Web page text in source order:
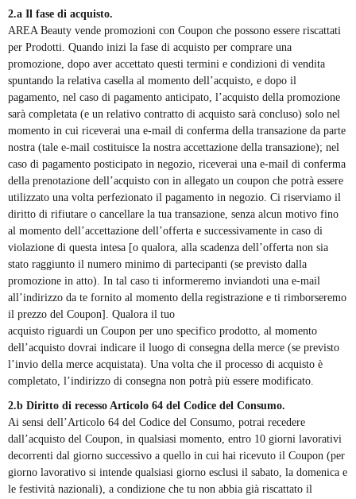
2.a Il fase di acquisto.
AREA Beauty vende promozioni con Coupon che possono essere riscattati
per Prodotti. Quando inizi la fase di acquisto per comprare una
promozione, dopo aver accettato questi termini e condizioni di vendita
spuntando la relativa casella al momento dell’acquisto, e dopo il
pagamento, nel caso di pagamento anticipato, l’acquisto della promozione
sarà completata (e un relativo contratto di acquisto sarà concluso) solo nel
momento in cui riceverai una e-mail di conferma della transazione da parte
nostra (tale e-mail costituisce la nostra accettazione della transazione); nel
caso di pagamento posticipato in negozio, riceverai una e-mail di conferma
della prenotazione dell’acquisto con in allegato un coupon che potrà essere
utilizzato una volta perfezionato il pagamento in negozio. Ci riserviamo il
diritto di rifiutare o cancellare la tua transazione, senza alcun motivo fino
al momento dell’accettazione dell’offerta e successivamente in caso di
violazione di questa intesa [o qualora, alla scadenza dell’offerta non sia
stato raggiunto il numero minimo di partecipanti (se previsto dalla
promozione in atto). In tal caso ti informeremo inviandoti una e-mail
all’indirizzo da te fornito al momento della registrazione e ti rimborseremo
il prezzo del Coupon]. Qualora il tuo
acquisto riguardi un Coupon per uno specifico prodotto, al momento
dell’acquisto dovrai indicare il luogo di consegna della merce (se previsto
l’invio della merce acquistata). Una volta che il processo di acquisto è
completato, l’indirizzo di consegna non potrà più essere modificato.
2.b Diritto di recesso Articolo 64 del Codice del Consumo.
Ai sensi dell’Articolo 64 del Codice del Consumo, potrai recedere
dall’acquisto del Coupon, in qualsiasi momento, entro 10 giorni lavorativi
decorrenti dal giorno successivo a quello in cui hai ricevuto il Coupon (per
giorno lavorativo si intende qualsiasi giorno esclusi il sabato, la domenica e
le festività nazionali), a condizione che tu non abbia già riscattato il